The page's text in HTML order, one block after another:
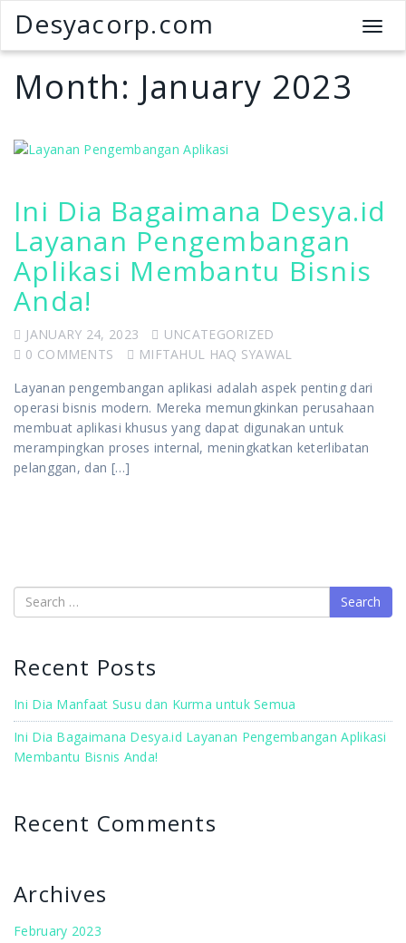
T
o
i
Desyacorp.com
Month: January 2023
Ini Dia Bagaimana Desya.id
Layanan Pengembangan
Aplikasi Membantu Bisnis
Anda!
JANUARY 24, 2023
UNCATEGORIZED
0 COMMENTS
MIFTAHUL HAQ SYAWAL
Layanan pengembangan aplikasi adalah aspek penting dari
operasi bisnis modern. Mereka memungkinkan perusahaan
membuat aplikasi khusus yang dapat digunakan untuk
merampingkan proses internal, meningkatkan keterlibatan
pelanggan, dan […]
Recent Posts
Ini Dia Manfaat Susu dan Kurma untuk Semua
Ini Dia Bagaimana Desya.id Layanan Pengembangan Aplikasi
Membantu Bisnis Anda!
Recent Comments
Archives
February 2023